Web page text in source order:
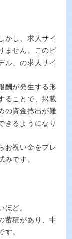
かし、求人サイ
ません。このビ
ル」の求人サイ
酬が発生する形
ることで、掲載
の資金捻出が難
きるようになり
お祝い金をプレ
みです。
ほど。
蓄積があり、中
す。